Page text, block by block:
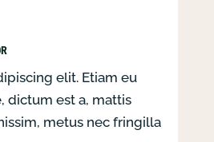
elit. Etiam eu
dictum est a, mattis
metus nec fringilla